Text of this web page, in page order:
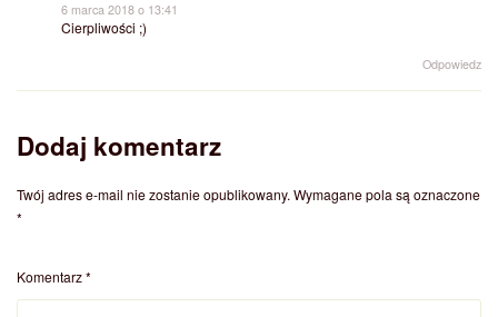
6 marca 2018 o 13:41
Cierpliwości ;)
Odpowiedz
Dodaj komentarz
Twój adres e-mail nie zostanie opublikowany. Wymagane pola są oznaczone
*
Komentarz*